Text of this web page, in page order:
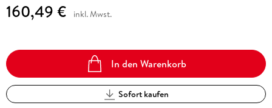
160,49 € inkl. Mwst.
In den Warenkorb
Sofort kaufen